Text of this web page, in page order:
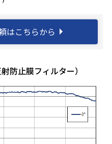
はこちらから
防止膜フィルター）